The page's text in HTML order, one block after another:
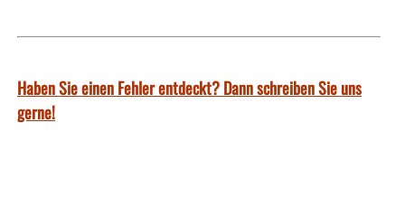
Haben Sie einen Fehler entdeckt? Dann schreiben Sie uns
gerne!